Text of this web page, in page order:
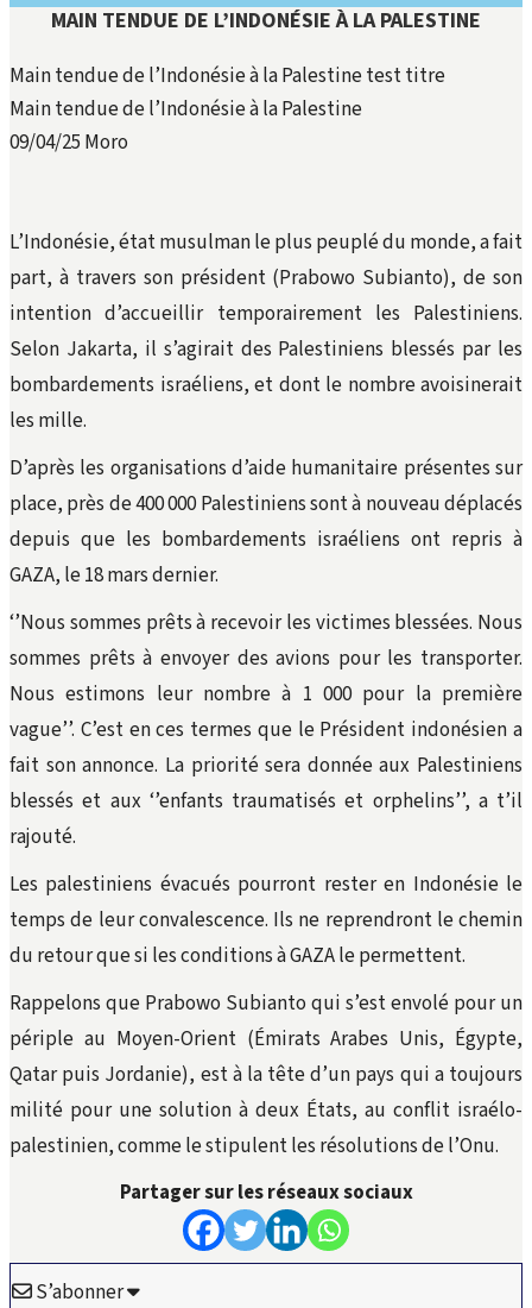
MAIN TENDUE DE L’INDONÉSIE À LA PALESTINE
Main tendue de l’Indonésie à la Palestine test titre
Main tendue de l’Indonésie à la Palestine
09/04/25 Moro
L’Indonésie, état musulman le plus peuplé du monde, a fait
part, à travers son président (Prabowo Subianto), de son
intention d’accueillir temporairement les Palestiniens.
Selon Jakarta, il s’agirait des Palestiniens blessés par les
bombardements israéliens, et dont le nombre avoisinerait
les mille.
D’après les organisations d’aide humanitaire présentes sur
place, près de 400 000 Palestiniens sont à nouveau déplacés
depuis que les bombardements israéliens ont repris à
GAZA, le 18 mars dernier.
‘’Nous sommes prêts à recevoir les victimes blessées. Nous
sommes prêts à envoyer des avions pour les transporter.
Nous estimons leur nombre à 1 000 pour la première
vague’’. C’est en ces termes que le Président indonésien a
fait son annonce. La priorité sera donnée aux Palestiniens
blessés et aux ‘’enfants traumatisés et orphelins’’, a t’il
rajouté.
Les palestiniens évacués pourront rester en Indonésie le
temps de leur convalescence. Ils ne reprendront le chemin
du retour que si les conditions à GAZA le permettent.
Rappelons que Prabowo Subianto qui s’est envolé pour un
périple au Moyen-Orient (Émirats Arabes Unis, Égypte,
Qatar puis Jordanie), est à la tête d’un pays qui a toujours
milité pour une solution à deux États, au conflit israélo-
palestinien, comme le stipulent les résolutions de l’Onu.
Partager sur les réseaux sociaux
S’abonner